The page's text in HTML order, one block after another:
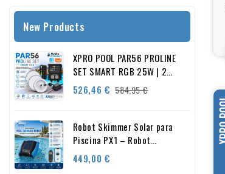
New Products
XPRO POOL PAR56 PROLINE
SET SMART RGB 25W | 2
Focos de Piscina +
Controlador Smart + Fuente
526,46 € Precio
584,95 €Precio
Robot Skimmer Solar para
Piscina PX1 – Robot
Inteligente Automático con
Control por App – Limpieza
449,00 €